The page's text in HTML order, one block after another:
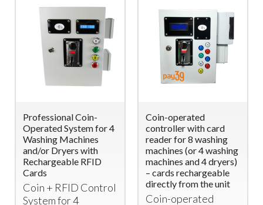
Professional Coin-
Operated System for 4
Washing Machines
and/or Dryers with
Rechargeable RFID
Cards
Coin + RFID Control
System for 4
Coin-operated
controller with card
reader for 8 washing
machines (or 4 washing
machines and 4 dryers)
– cards rechargeable
directly from the unit
Coin-operated